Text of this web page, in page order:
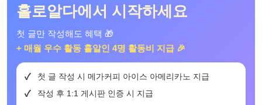
홀로알다에서 시작하세요
첫 글만 작성해도 혜택 🎁
+ 매월 우수 활동 홀알인 4명 활동비 지급 🎉
첫 글 작성 시 메가커피 아이스 아메리카노 지급
작성 후 1:1 게시판 인증 시 지급